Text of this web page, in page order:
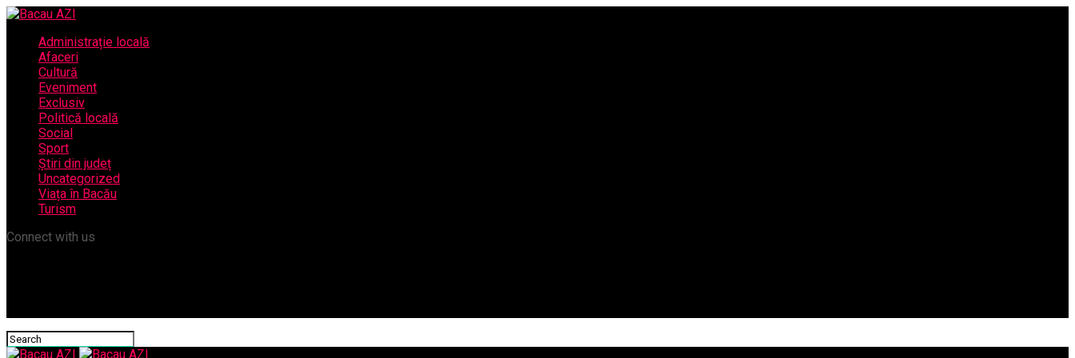
Administrație locală
Afaceri
Cultură
Eveniment
Exclusiv
Politică locală
Social
Sport
Știri din județ
Uncategorized
Viața în Bacău
Turism
Connect with us